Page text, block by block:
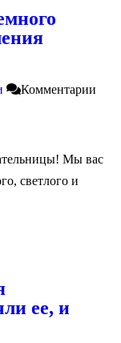
Комментарии
Мы вас
светлого и
ее, и